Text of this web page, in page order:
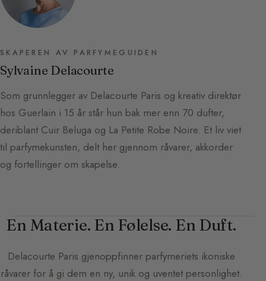
SKAPEREN AV PARFYMEGUIDEN
Sylvaine Delacourte
Som grunnlegger av Delacourte Paris og kreativ direktør
hos Guerlain i 15 år står hun bak mer enn 70 dufter,
deriblant Cuir Beluga og La Petite Robe Noire. Et liv viet
til parfymekunsten, delt her gjennom råvarer, akkorder
og fortellinger om skapelse.
En Materie. En Følelse. En Duft.
Delacourte Paris gjenoppfinner parfymeriets ikoniske
råvarer for å gi dem en ny, unik og uventet personlighet.